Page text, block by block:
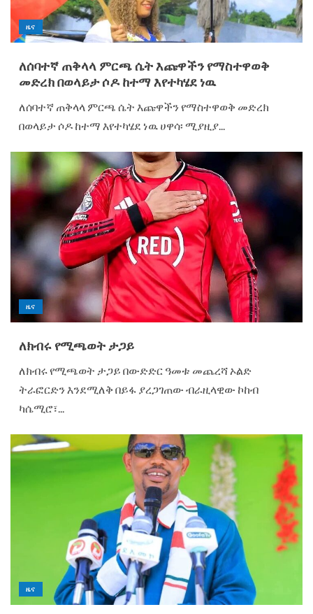
ዜና
ለሰባተኛ ጠቅላላ ምርጫ ሴት እጩዋችን የማስተዋወቅ
መድረክ በወላይታ ሶዶ ከተማ እየተካሄደ ነዉ
ለሰባተኛ ጠቅላላ ምርጫ ሴት እጩዋችን የማስተዋወቅ መድረክ
በወላይታ ሶዶ ከተማ እየተካሄደ ነዉ ሀዋሳ፡ ሚያዚያ...
ዜና
ለክብሩ የሚጫወት ታጋይ
ለክብሩ የሚጫወት ታጋይ በውድድር ዓመቱ መጨረሻ ኦልድ
ትራፎርድን እንደሚለቅ በይፋ ያረጋገጠው ብራዚላዊው ኮከብ
ካሴሚሮ፣...
ዜና